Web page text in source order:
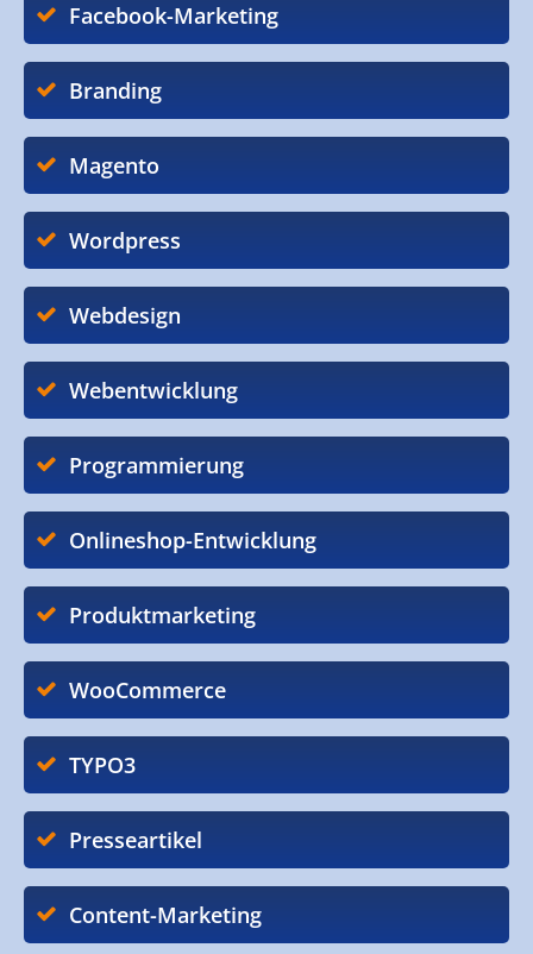
Facebook-Marketing
Branding
Magento
Wordpress
Webdesign
Webentwicklung
Programmierung
Onlineshop-Entwicklung
Produktmarketing
WooCommerce
TYPO3
Presseartikel
Content-Marketing